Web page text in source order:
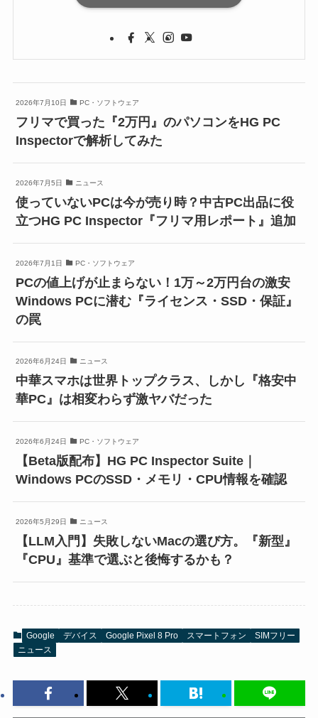
2026年7月10日 PC・ソフトウェア
フリマで買った『2万円』のパソコンをHG PC
Inspectorで解析してみた
2026年7月5日 ニュース
使っていないPCは今が売り時？中古PC出品に役
立つHG PC Inspector『フリマ用レポート』追加
2026年7月1日 PC・ソフトウェア
PCの値上げが止まらない！1万～2万円台の激安
Windows PCに潜む『ライセンス・SSD・保証』
の罠
2026年6月24日 ニュース
中華スマホは世界トップクラス、しかし『格安中
華PC』は相変わらず激ヤバだった
2026年6月24日 PC・ソフトウェア
【Beta版配布】HG PC Inspector Suite｜
Windows PCのSSD・メモリ・CPU情報を確認
2026年5月29日 ニュース
【LLM入門】失敗しないMacの選び方。『新型』
『CPU』基準で選ぶと後悔するかも？
Google デバイス Google Pixel 8 Pro スマートフォン
SIMフリー
ニュース